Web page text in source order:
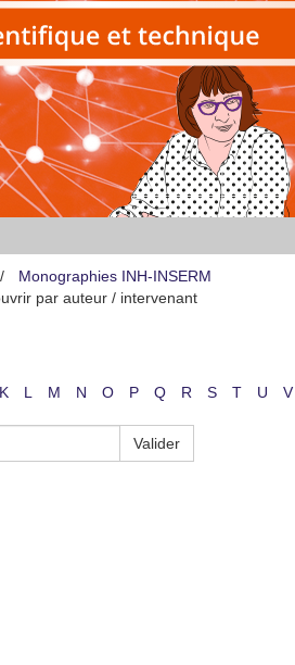
Monographies INH-INSERM
par auteur / intervenant
K L M N O P Q R S T U V
Valider